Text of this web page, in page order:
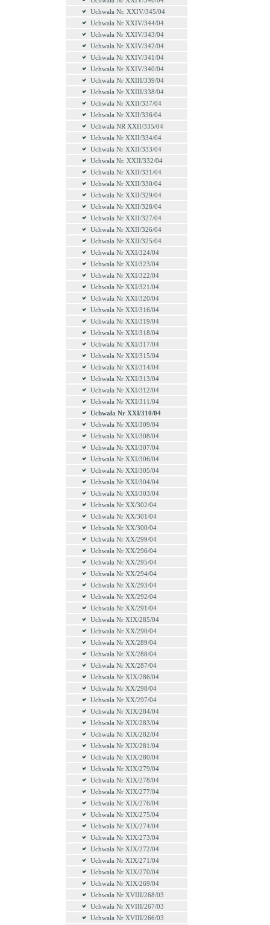
Uchwała Nr. XXIV/345/04
Uchwała Nr XXIV/344/04
Uchwała Nr XXIV/343/04
Uchwała Nr XXIV/342/04
Uchwała Nr XXIV/341/04
Uchwała Nr XXIV/340/04
Uchwała Nr XXIII/339/04
Uchwała Nr XXIII/338/04
Uchwała Nr XXII/337/04
Uchwała Nr XXII/336/04
Uchwała NR XXII/335/04
Uchwała Nr XXII/334/04
Uchwała Nr XXII/333/04
Uchwała Nr. XXII/332/04
Uchwała Nr XXII/331/04
Uchwała Nr XXII/330/04
Uchwała Nr XXII/329/04
Uchwała Nr XXII/328/04
Uchwała Nr XXII/327/04
Uchwała Nr XXII/326/04
Uchwała Nr XXII/325/04
Uchwała Nr XXI/324/04
Uchwała Nr XXI/323/04
Uchwała Nr XXI/322/04
Uchwała Nr XXI/321/04
Uchwała Nr XXI/320/04
Uchwała Nr XXI/316/04
Uchwała Nr XXI/319/04
Uchwała Nr XXI/318/04
Uchwała Nr XXI/317/04
Uchwała Nr XXI/315/04
Uchwała Nr XXI/314/04
Uchwała Nr XXI/313/04
Uchwała Nr XXI/312/04
Uchwała Nr XXI/311/04
Uchwała Nr XXI/310/04
Uchwała Nr XXI/309/04
Uchwała Nr XXI/308/04
Uchwała Nr XXI/307/04
Uchwała Nr XXI/306/04
Uchwała Nr XXI/305/04
Uchwała Nr XXI/304/04
Uchwała Nr XXI/303/04
Uchwała Nr XX/302/04
Uchwała Nr XX/301/04
Uchwała Nr XX/300/04
Uchwała Nr XX/299/04
Uchwała Nr XX/296/04
Uchwała Nr XX/295/04
Uchwała Nr XX/294/04
Uchwała Nr XX/293/04
Uchwała Nr XX/292/04
Uchwała Nr XX/291/04
Uchwała Nr XIX/285/04
Uchwała Nr XX/290/04
Uchwała Nr XX/289/04
Uchwała Nr XX/288/04
Uchwała Nr XX/287/04
Uchwała Nr XIX/286/04
Uchwała Nr XX/298/04
Uchwała Nr XX/297/04
Uchwała Nr XIX/284/04
Uchwała Nr XIX/283/04
Uchwała Nr XIX/282/04
Uchwała Nr XIX/281/04
Uchwała Nr XIX/280/04
Uchwała Nr XIX/279/04
Uchwała Nr XIX/278/04
Uchwała Nr XIX/277/04
Uchwała Nr XIX/276/04
Uchwała Nr XIX/275/04
Uchwała Nr XIX/274/04
Uchwała Nr XIX/273/04
Uchwała Nr XIX/272/04
Uchwała Nr XIX/271/04
Uchwała Nr XIX/270/04
Uchwała Nr XIX/269/04
Uchwała Nr XVIII/268/03
Uchwała Nr XVIII/267/03
Uchwała Nr XVIII/266/03